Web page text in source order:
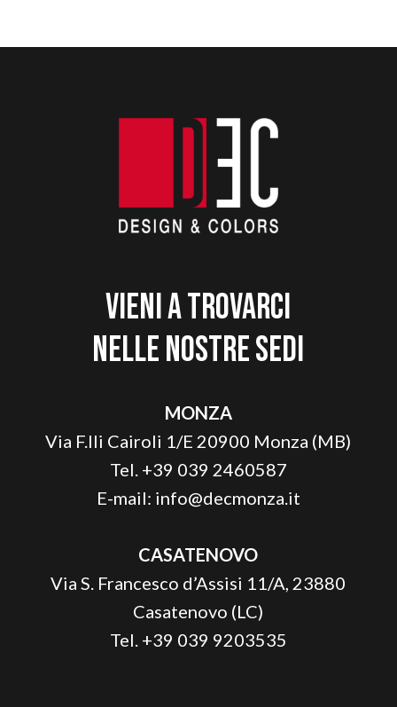
Vieni a trovarci
nelle nostre sedi
MONZA
Via F.lli Cairoli 1/E 20900 Monza (MB)
Tel. +39 039 2460587
E-mail: info@decmonza.it
CASATENOVO
Via S. Francesco d’Assisi 11/A, 23880
Casatenovo (LC)
Tel. +39 039 9203535